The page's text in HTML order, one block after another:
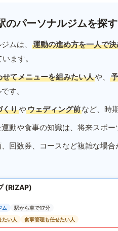
のパーソナルジムを探す
ムは、 運動の進め方を一人で
ます。
せてメニューを組みたい人や、
す。
くりやウェディング前など、時
動や食事の知識は、将来スポ
回数券、コースなど複雑な場
(RIZAP)
ム
駅から車で17分
たい人
食事管理も任せたい人